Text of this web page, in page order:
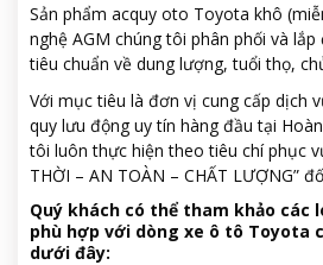
Sản phẩm acquy oto Toyota khô
nghệ AGM chúng tôi phân phối và
tiêu chuẩn về dung lượng, tuổi thọ,
Với mục tiêu là đơn vị cung cấp dịch
quy lưu động uy tín hàng đầu tại
tôi luôn thực hiện theo tiêu chí phục
THỜI – AN TOÀN – CHẤT LƯỢNG”
Quý khách có thể tham khảo các
phù hợp với dòng xe ô tô Toyota
dưới đây: